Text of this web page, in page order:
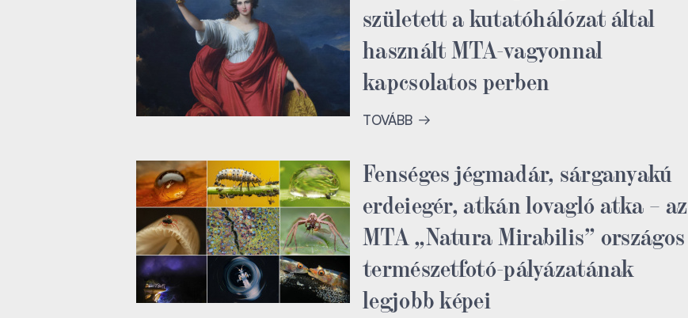
született a kutatóhálózat által
használt MTA-vagyonnal
kapcsolatos perben
TOVÁBB
Fenséges jégmadár, sárganyakú
erdeiegér, atkán lovagló atka – az
MTA „Natura Mirabilis” országos
természetfotó-pályázatának
legjobb képei